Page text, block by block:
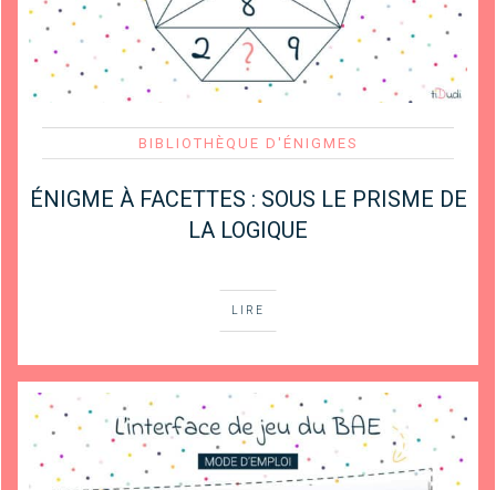
BIBLIOTHÈQUE D'ÉNIGMES
ÉNIGME À FACETTES : SOUS LE PRISME DE
LA LOGIQUE
LIRE